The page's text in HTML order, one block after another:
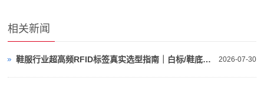
相关新闻
2026-07-30
鞋服行业超高频RFID标签真实选型指南｜白标/鞋底标/吊牌/洗唛/珠宝标/旗标（行业落地标准）